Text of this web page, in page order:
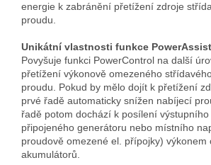
energie k zabránění přetížení zdroje
proudu.
Unikátní vlastnosti funkce PowerAssist
Povyšuje funkci PowerControl na další
přetížení výkonově omezeného
proudu. Pokud by mělo dojít k přetížení
prvé řadě automaticky snížen nabíjecí
řadě potom dochází k posílení výstupního
připojeného generátoru nebo místního
proudově omezené el. přípojky) výkonem
akumulátorů.